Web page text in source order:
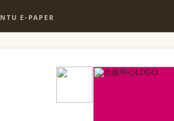
NTU E-PAPER